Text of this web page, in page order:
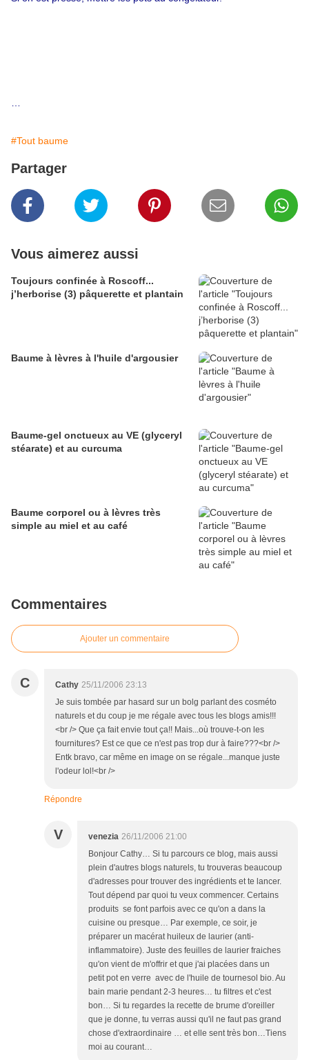
#Tout baume
Partager
Vous aimerez aussi
Toujours confinée à Roscoff...
j’herborise (3) pâquerette et plantain
Baume à lèvres à l'huile d'argousier
Baume-gel onctueux au VE (glyceryl
stéarate) et au curcuma
Baume corporel ou à lèvres très
simple au miel et au café
Commentaires
Ajouter un commentaire
C Cathy 25/11/2006 23:13
Je suis tombée par hasard sur un bolg parlant des cosméto
naturels et du coup je me régale avec tous les blogs amis!!!
<br /> Que ça fait envie tout ça!! Mais...où trouve-t-on les
fournitures? Est ce que ce n'est pas trop dur à faire???<br />
Entk bravo, car même en image on se régale...manque juste
l'odeur lol!<br />
Répondre
V venezia 26/11/2006 21:00
Bonjour Cathy… Si tu parcours ce blog, mais aussi
plein d'autres blogs naturels, tu trouveras beaucoup
d'adresses pour trouver des ingrédients et te lancer.
Tout dépend par quoi tu veux commencer. Certains
produits se font parfois avec ce qu'on a dans la
cuisine ou presque… Par exemple, ce soir, je
préparer un macérat huileux de laurier (anti-
inflammatoire). Juste des feuilles de laurier fraiches
qu'on vient de m'offrir et que j'ai placées dans un
petit pot en verre avec de l'huile de tournesol bio. Au
bain marie pendant 2-3 heures… tu filtres et c'est
bon… Si tu regardes la recette de brume d'oreiller
que je donne, tu verras aussi qu'il ne faut pas grand
chose d'extraordinaire … et elle sent très bon…Tiens
moi au courant…